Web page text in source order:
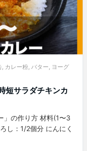
, カレー粉, バター, ヨーグ
短サラダチキンカ
」の作り方 材料(1〜3
し：1/2個分 にんにく